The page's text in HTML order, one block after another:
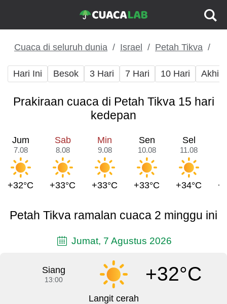
Cuaca di seluruh dunia Israel Petah Tikva
Hari Ini Besok 3 Hari 7 Hari 10 Hari Akhir
Prakiraan cuaca di Petah Tikva 15 hari
kedepan
Jum
7.08
+32°C
Sab
8.08
+33°C
Min
9.08
+33°C
Sen
10.08
+33°C
Sel
11.08
+34°C
Petah Tikva ramalan cuaca 2 minggu ini
Jumat, 7 Agustus 2026
Siang
13:00 +32°C
Langit cerah